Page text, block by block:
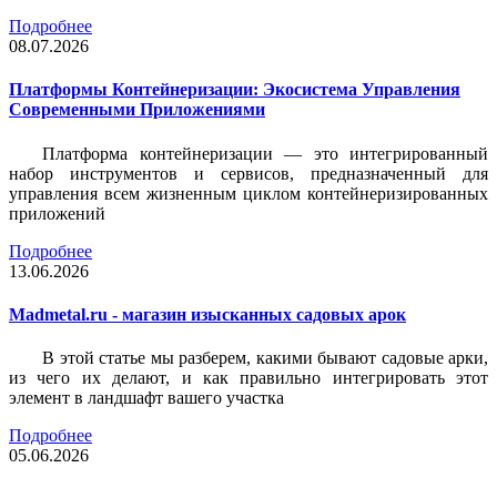
Подробнее
08.07.2026
Платформы Контейнеризации: Экосистема Управления
Современными Приложениями
Платформа контейнеризации — это интегрированный
набор инструментов и сервисов, предназначенный для
управления всем жизненным циклом контейнеризированных
приложений
Подробнее
13.06.2026
Madmetal.ru - магазин изысканных садовых арок
В этой статье мы разберем, какими бывают садовые арки,
из чего их делают, и как правильно интегрировать этот
элемент в ландшафт вашего участка
Подробнее
05.06.2026